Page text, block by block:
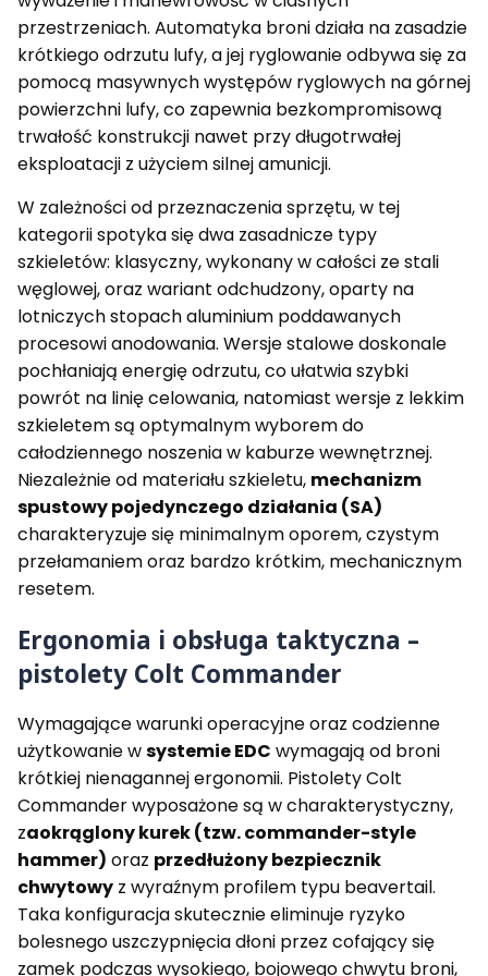
e
r
k
a
l
.
9
m
m
A
n
o
d
z
e
l
e
k
a
l
.
.
4
5
A
C
P
a
n
d
e
r
4
.
5
A
n
o
d
i
z
e
B
l
u
e
d
k
a
l
.
9
m
.
2
5
"
B
l
a
k
e
a
k
o
t
e
B
l
u
e
d
k
a
l
.
.
5
A
przestrzeniach. Automatyka broni działa na zasadzie
krótkiego odrzutu lufy, a jej ryglowanie odbywa się za
pomocą masywnych występów ryglowych na górnej
powierzchni lufy, co zapewnia bezkompromisową
trwałość konstrukcji nawet przy długotrwałej
eksploatacji z użyciem silnej amunicji.
W zależności od przeznaczenia sprzętu, w tej
kategorii spotyka się dwa zasadnicze typy
szkieletów: klasyczny, wykonany w całości ze stali
węglowej, oraz wariant odchudzony, oparty na
lotniczych stopach aluminium poddawanych
procesowi anodowania. Wersje stalowe doskonale
pochłaniają energię odrzutu, co ułatwia szybki
powrót na linię celowania, natomiast wersje z lekkim
szkieletem są optymalnym wyborem do
całodziennego noszenia w kaburze wewnętrznej.
Niezależnie od materiału szkieletu, mechanizm
spustowy pojedynczego działania (SA)
charakteryzuje się minimalnym oporem, czystym
przełamaniem oraz bardzo krótkim, mechanicznym
resetem.
Ergonomia i obsługa taktyczna –
pistolety Colt Commander
Wymagające warunki operacyjne oraz codzienne
użytkowanie wsystemie EDC wymagają od broni
krótkiej nienagannej ergonomii. Pistolety Colt
Commander wyposażone są w charakterystyczny,
zaokrąglony kurek (tzw. commander-style
hammer) oraz przedłużony bezpiecznik
chwytowy z wyraźnym profilem typu beavertail.
Taka konfiguracja skutecznie eliminuje ryzyko
bolesnego uszczypnięcia dłoni przez cofający się
zamek podczas wysokiego, bojowego chwytu broni,